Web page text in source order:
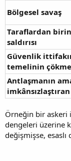
Bölgesel savaş
Taraflardan
saldırısı
Güvenlik
temelinin
Antlaşmanın
Örneğin bir askeri
dengeleri üzerine
değişmişse, esaslı